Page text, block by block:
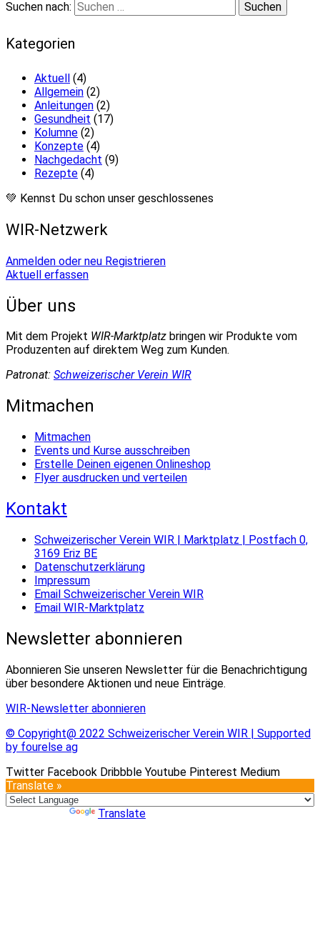
Suchen nach:
Kategorien
Aktuell (4)
Allgemein (2)
Anleitungen (2)
Gesundheit (17)
Kolumne (2)
Konzepte (4)
Nachgedacht (9)
Rezepte (4)
💚 Kennst Du schon unser geschlossenes
WIR-Netzwerk
Anmelden oder neu Registrieren
Aktuell erfassen
Über uns
Mit dem Projekt WIR-Marktplatz bringen wir Produkte vom
Produzenten auf direktem Weg zum Kunden.
Patronat: Schweizerischer Verein WIR
Mitmachen
Mitmachen
Events und Kurse ausschreiben
Erstelle Deinen eigenen Onlineshop
Flyer ausdrucken und verteilen
Kontakt
Schweizerischer Verein WIR | Marktplatz | Postfach 0,
3169 Eriz BE
Datenschutzerklärung
Impressum
Email Schweizerischer Verein WIR
Email WIR-Marktplatz
Newsletter abonnieren
Abonnieren Sie unseren Newsletter für die Benachrichtigung
über besondere Aktionen und neue Einträge.
WIR-Newsletter abonnieren
© Copyright@ 2022 Schweizerischer Verein WIR | Supported
by fourelse ag
Twitter Facebook Dribbble Youtube Pinterest Medium
Translate »
Translate